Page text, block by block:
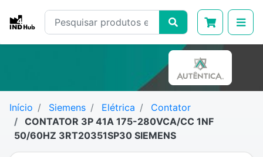
Início Siemens Elétrica
Contator
CONTATOR 3P 41A 175-280VCA/CC 1NF
50/60HZ 3RT20351SP30 SIEMENS